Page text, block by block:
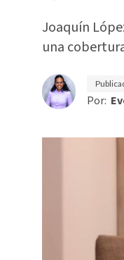
Joaquín
una
Por: